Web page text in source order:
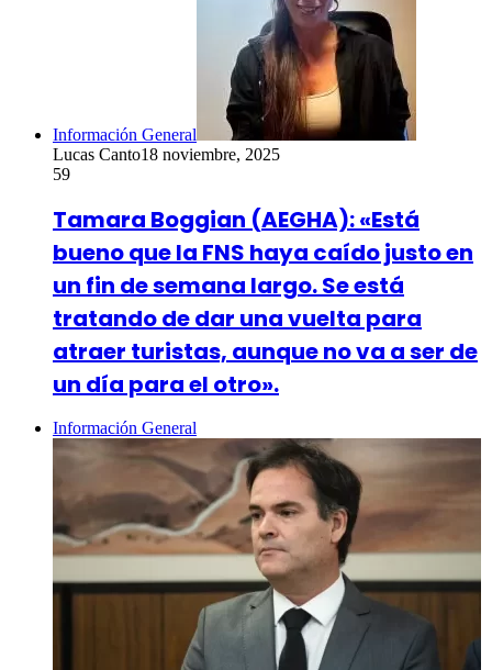
Información General
Lucas Canto18 noviembre, 2025
59
Tamara Boggian (AEGHA): «Está
bueno que la FNS haya caído justo en
un fin de semana largo. Se está
tratando de dar una vuelta para
atraer turistas, aunque no va a ser de
un día para el otro».
Información General